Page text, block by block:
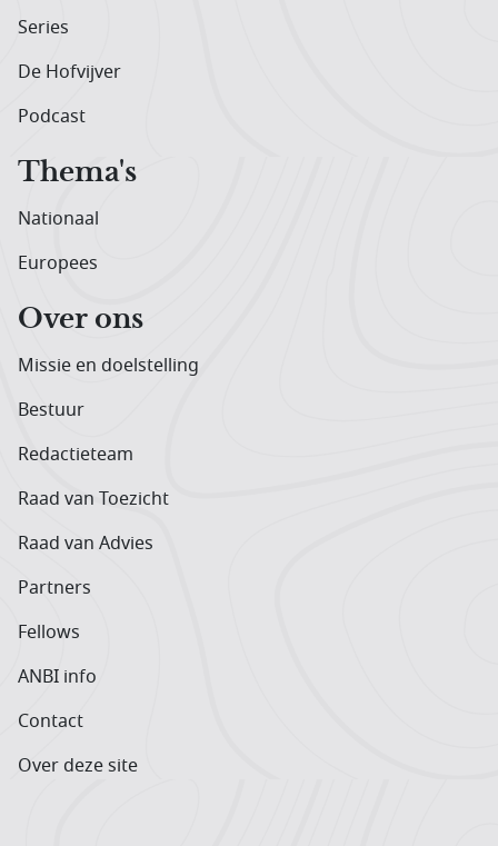
Series
De Hofvijver
Podcast
Thema's
Nationaal
Europees
Over ons
Missie en doelstelling
Bestuur
Redactieteam
Raad van Toezicht
Raad van Advies
Partners
Fellows
ANBI info
Contact
Over deze site